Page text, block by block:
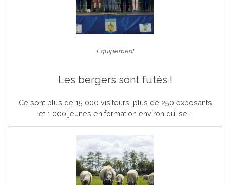
Equipement
Les bergers sont futés !
Ce sont plus de 15 000 visiteurs, plus de 250 exposants
et 1 000 jeunes en formation environ qui se...